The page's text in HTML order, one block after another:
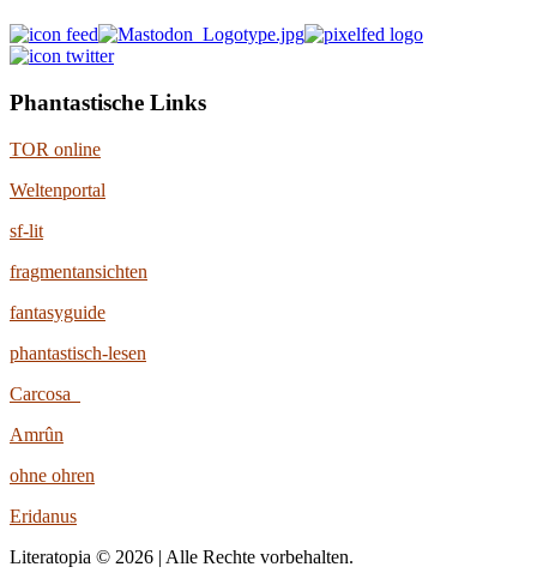
Phantastische Links
TOR online
Weltenportal
sf-lit
fragmentansichten
fantasyguide
phantastisch-lesen
Carcosa
Amrûn
ohne ohren
Eridanus
Literatopia © 2026 | Alle Rechte vorbehalten.